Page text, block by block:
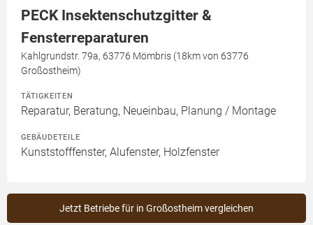
PECK Insektenschutzgitter &
Fensterreparaturen
Kahlgrundstr. 79a, 63776 Mömbris (18km von 63776
Großostheim)
TÄTIGKEITEN
Reparatur, Beratung, Neueinbau, Planung / Montage
GEBÄUDETEILE
Kunststofffenster, Alufenster, Holzfenster
Jetzt Betriebe für in Großostheim vergleichen